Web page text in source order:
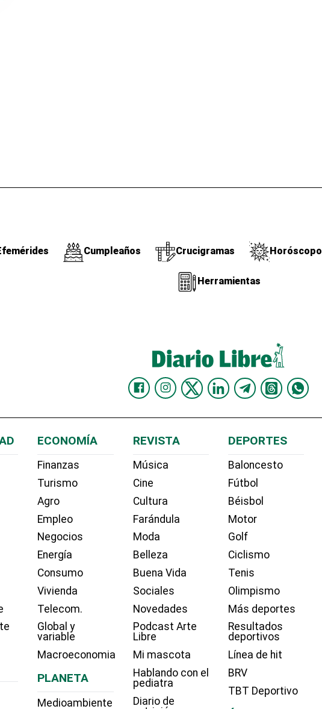
Cumpleaños Crucigramas Horóscopo
Herramientas
ECONOMÍA
Finanzas
Turismo
Agro
Empleo
Negocios
Energía
Consumo
Vivienda
Telecom.
Global y
variable
Macroeconomia
PLANETA
Medioambiente
REVISTA
Música
Cine
Cultura
Farándula
Moda
Belleza
Buena Vida
Sociales
Novedades
Podcast Arte
Libre
Mi mascota
Hablando con el
pediatra
Diario de
DEPORTES
Baloncesto
Fútbol
Béisbol
Motor
Golf
Ciclismo
Tenis
Olimpismo
Más deportes
Resultados
deportivos
Línea de hit
BRV
TBT Deportivo